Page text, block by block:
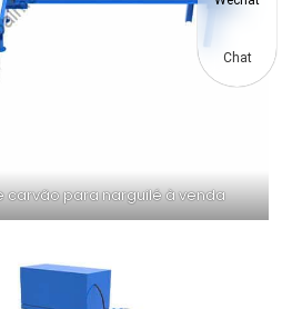
carvão para narguilé à venda
Chat